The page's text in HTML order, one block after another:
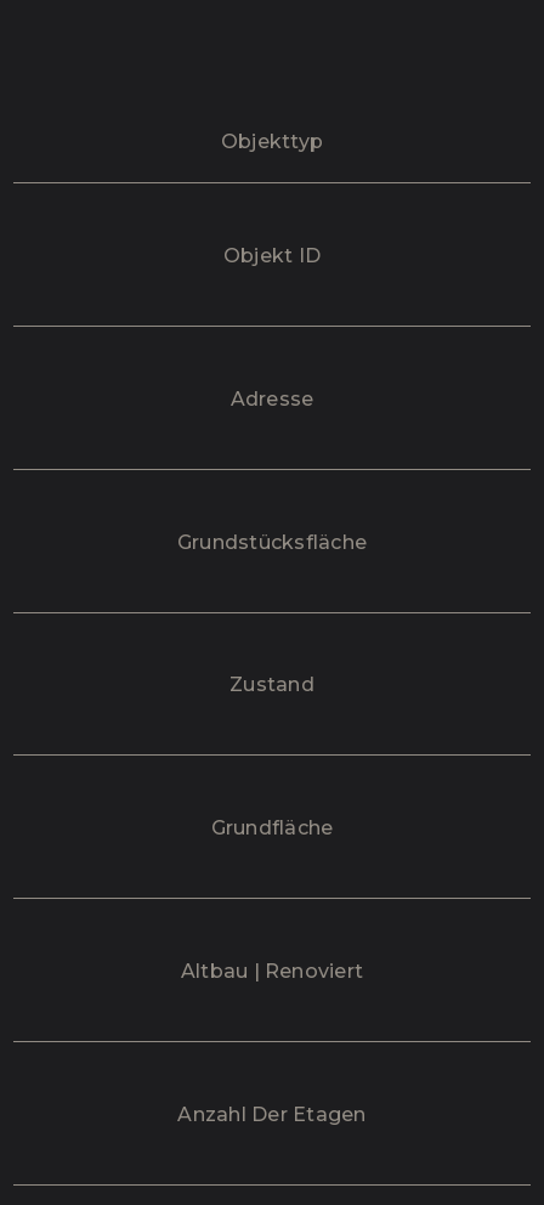
Objekttyp
Objekt ID
Adresse
Grundstücksfläche
Zustand
Grundfläche
Altbau | Renoviert
Anzahl Der Etagen